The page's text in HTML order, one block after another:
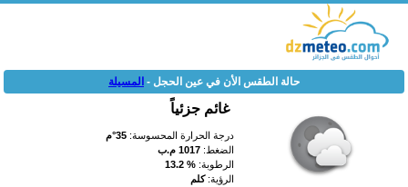
حالة الطقس الأن في عين الحجل - المسيلة
غائم جزئياً
درجة الحرارة المحسوسة:35°م
الضغط:1017 م.ب
الرطوبة: % 13.2
الرؤية:كلم